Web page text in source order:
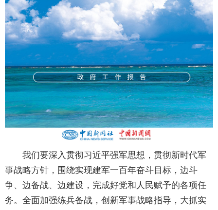
我们要深入贯彻习近平强军思想，贯彻新时代军
事战略方针，围绕实现建军一百年奋斗目标，边斗
争、边备战、边建设，完成好党和人民赋予的各项任
务。全面加强练兵备战，创新军事战略指导，大抓实